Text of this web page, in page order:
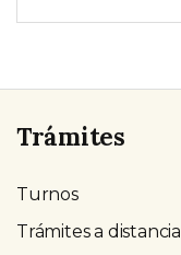
Trámites
Turnos
Trámites a distancia